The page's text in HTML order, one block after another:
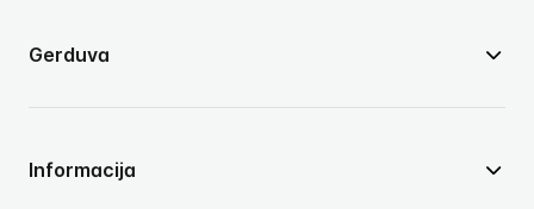
Gerduva
Informacija